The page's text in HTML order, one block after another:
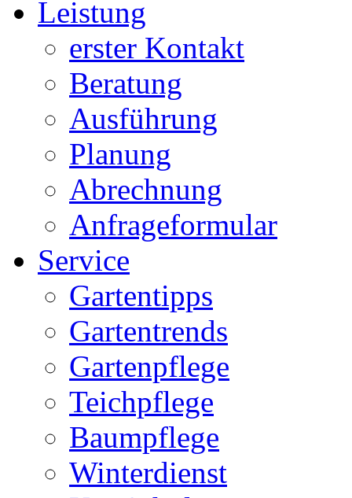
Leistung
erster Kontakt
Beratung
Ausführung
Planung
Abrechnung
Anfrageformular
Service
Gartentipps
Gartentrends
Gartenpflege
Teichpflege
Baumpflege
Winterdienst